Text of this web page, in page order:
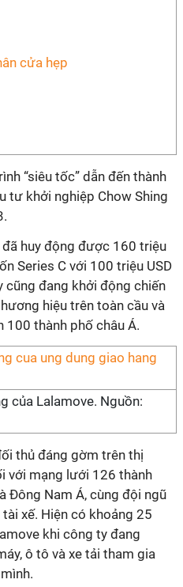
cửa hẹp
“siêu tốc” dẫn đến thành
tư khởi nghiệp Chow Shing
huy động được 160 triệu
Series C với 100 triệu USD
cũng đang khởi động chiến
hiệu trên toàn cầu và
100 thành phố châu Á.
của Lalamove. Nguồn:
thủ đáng gờm trên thị
với mạng lưới 126 thành
Đông Nam Á, cùng đội ngũ
xế. Hiện có khoảng 25
khi công ty đang
ô tô và xe tải tham gia